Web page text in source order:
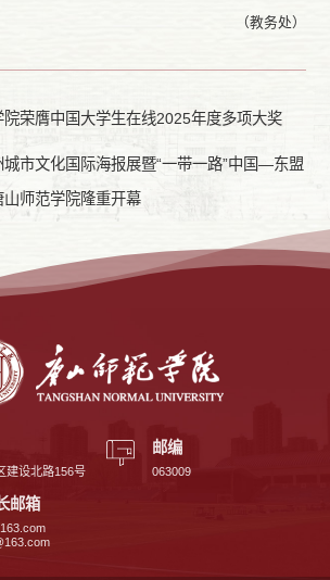
（教务处）
院荣膺中国大学生在线2025年度多项大奖
城市文化国际海报展暨“一带一路”中国—东盟
师范学院隆重开幕
建设北路156号
邮编
063009
邮箱